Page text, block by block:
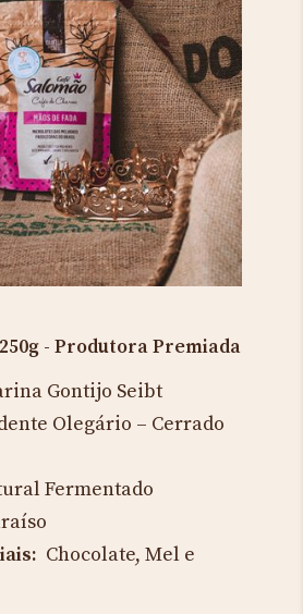
- Produtora Premiada
Gontijo Seibt
Olegário – Cerrado
Fermentado
Chocolate, Mel e